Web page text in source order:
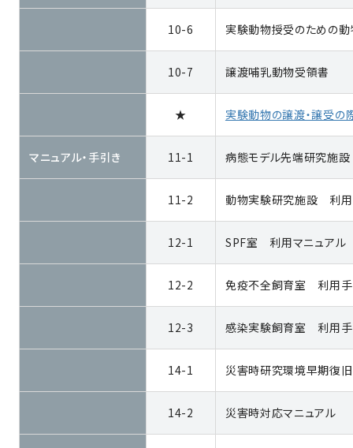
10-6 実験動物授受のための
10-7 譲渡哺乳動物受領書
★ 実験動物の譲渡・譲受の
マニュアル・手引き 11-1 病態モデル先端研究施
11-2 動物実験研究施設 利用
12-1 SPF室 利用マニュアル
12-2 免疫不全飼育室 利用手
12-3 感染実験飼育室 利用手
14-1 災害時研究環境早期復旧
14-2 災害時対応マニュアル